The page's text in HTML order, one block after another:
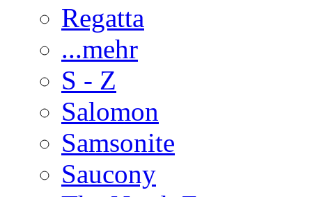
Regatta
...mehr
S - Z
Salomon
Samsonite
Saucony